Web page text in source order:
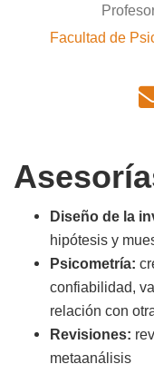
Facultad de
Diseño de la
hipótesis y
Psicometría:
confiabilidad,
relación con
Revisiones:
metaanálisis